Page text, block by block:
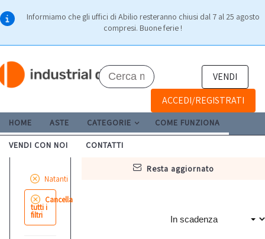
Informiamo che gli uffici di Abilio resteranno chiusi dal 7 al 25 agosto
compresi. Buone ferie !
VENDI
ACCEDI/REGISTRATI
HOME ASTE CATEGORIE COME FUNZIONA
VENDI CON NOI CONTATTI
resta aggiornato
Natanti
Cancella
tutti i
filtri